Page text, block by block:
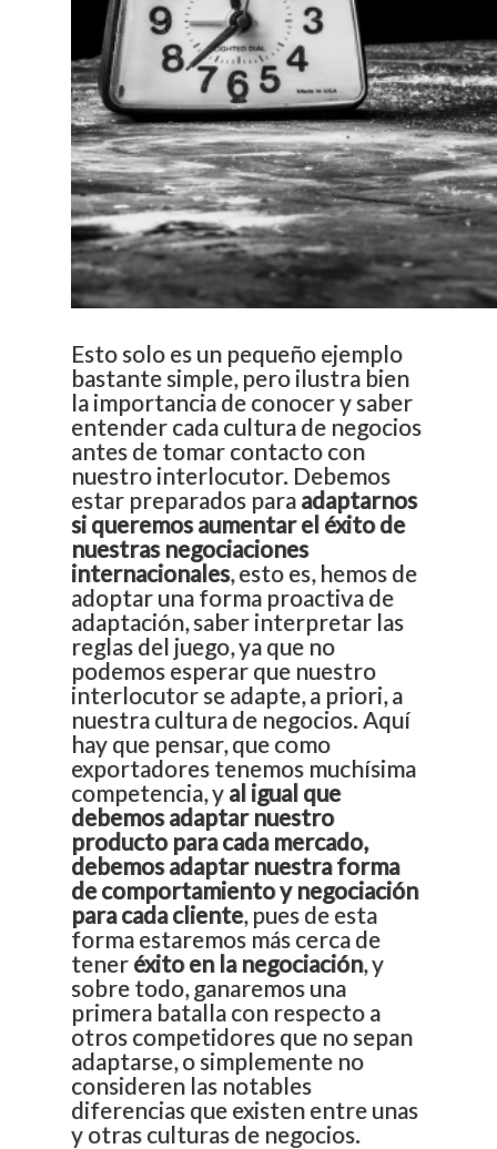
En la mayoría de países
Esto solo es un pequeño ejemplo
bastante simple, pero ilustra bien
la importancia de conocer y saber
entender cada cultura de negocios
antes de tomar contacto con
nuestro interlocutor. Debemos
estar preparados para adaptarnos
si queremos aumentar el éxito de
nuestras negociaciones
internacionales, esto es, hemos de
adoptar una forma proactiva de
adaptación, saber interpretar las
reglas del juego, ya que no
podemos esperar que nuestro
interlocutor se adapte, a priori, a
nuestra cultura de negocios. Aquí
hay que pensar, que como
exportadores tenemos muchísima
competencia, y al igual que
debemos adaptar nuestro
producto para cada mercado,
debemos adaptar nuestra forma
de comportamiento y negociación
para cada cliente, pues de esta
forma estaremos más cerca de
tener éxito en la negociación, y
sobre todo, ganaremos una
primera batalla con respecto a
otros competidores que no sepan
adaptarse, o simplemente no
consideren las notables
diferencias que existen entre unas
y otras culturas de negocios.